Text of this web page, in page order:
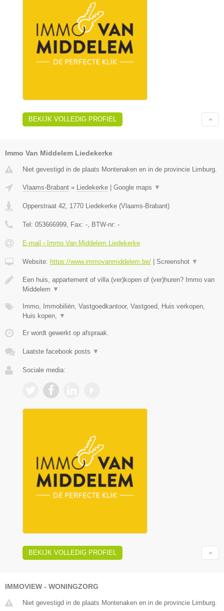
BEKIJK VOLLEDIG PROFIEL
Immo Van Middelem Liedekerke
Niet gevestigd in de plaats Montenaken en in de provincie Limburg.
Vlaams-Brabant » Liedekerke Google maps ▼
Opperstraat 42 1770 Liedekerke (Vlaams-Brabant)
Tel: 053666999 , Fax: - , BTW-nr: -
E-mail › Immo Van Middelem Liedekerke
Website: https://www.immovanmiddelem.be/ Screenshot ▼
Een huis, appartement of villa (ver)kopen of (ver)huren? Immo van
Middelem ▼
Immo, Immobiliën, Vastgoedkantoor, Vastgoed, Huis verkopen,
Huis kopen,
▼
Er wordt gewerkt op afspraak.
Laatste facebook posts ▼
Sociale media:
BEKIJK VOLLEDIG PROFIEL
IMMOVIEW - WONINGZORG
Niet gevestigd in de plaats Montenaken en in de provincie Limburg.